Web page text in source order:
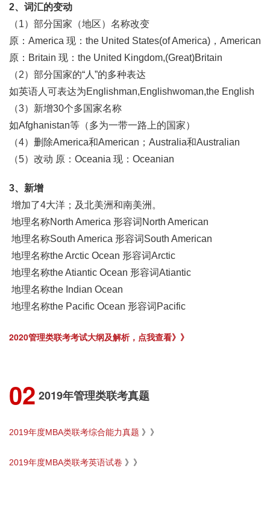
2、词汇的变动
（1）部分国家（地区）名称改变
原：America 现：the United States(of America)，American
原：Britain 现：the United Kingdom,(Great)Britain
（2）部分国家的“人”的多种表达
如英语人可表达为Englishman,Englishwoman,the English
（3）新增30个多国家名称
如Afghanistan等（多为一带一路上的国家）
（4）删除America和American；Australia和Australian
（5）改动 原：Oceania 现：Oceanian
3、新增
增加了4大洋；及北美洲和南美洲。
地理名称North America 形容词North American
地理名称South America 形容词South American
地理名称the Arctic Ocean 形容词Arctic
地理名称the Atiantic Ocean 形容词Atiantic
地理名称the Indian Ocean
地理名称the Pacific Ocean 形容词Pacific
2020管理类联考考试大纲及解析，点我查看》》
02 2019年管理类联考真题
2019年度MBA类联考综合能力真题 》》
2019年度MBA类联考英语试卷 》》